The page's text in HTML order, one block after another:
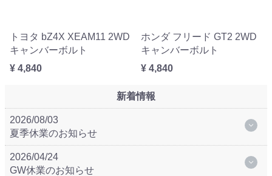
トヨタ bZ4X XEAM11 2WD
キャンバーボルト
¥ 4,840
ホンダ フリード GT2 2WD
キャンバーボルト
¥ 4,840
新着情報
2026/08/03
夏季休業のお知らせ
2026/04/24
GW休業のお知らせ